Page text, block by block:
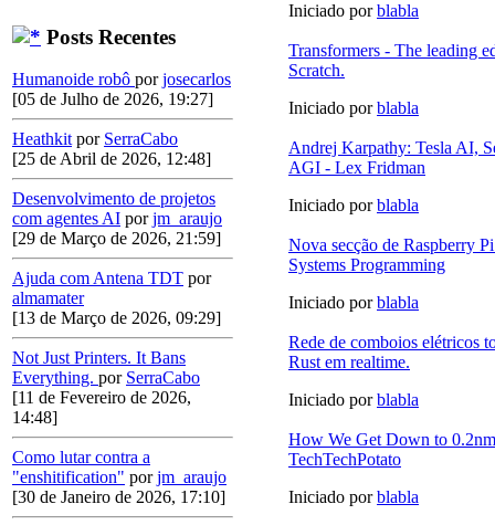
Posts Recentes
Humanoide robô porjosecarlos
[05 de Julho de 2026, 19:27]
Heathkit por SerraCabo
[25 de Abril de 2026, 12:48]
Desenvolvimento de projetos
com agentes AI porjm_araujo
[29 de Março de 2026, 21:59]
Ajuda com Antena TDT por
almamater
[13 de Março de 2026, 09:29]
Not Just Printers. It Bans
Everything. por SerraCabo
[11 de Fevereiro de 2026,
14:48]
Como lutar contra a
"enshitification" porjm_araujo
[30 de Janeiro de 2026, 17:10]
Iniciado porblabla
Transformers - The leading
Scratch.
Iniciado porblabla
Andrej Karpathy: Tesla AI,
AGI - Lex Fridman
Iniciado porblabla
Nova secção de Raspberry
Systems Programming
Iniciado porblabla
Rede de comboios elétricos
Rust em realtime.
Iniciado porblabla
How We Get Down to
TechTechPotato
Iniciado porblabla